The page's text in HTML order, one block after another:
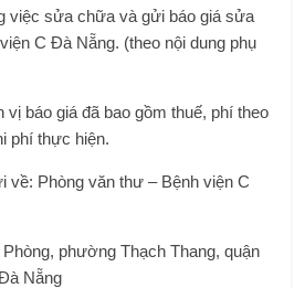
việc sửa chữa và gửi báo giá sửa
C Đà Nẵng. (theo nội dung phụ
giá đã bao gồm thuế, phí theo
phí thực hiện.
Phòng văn thư – Bệnh viện C
phường Thạch Thang, quận
Nẵng